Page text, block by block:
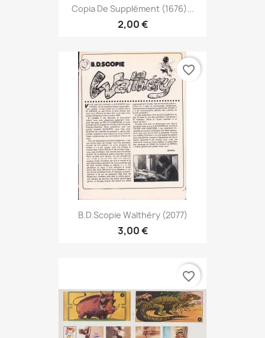
Copia De Supplément (1676)...
2,00 €
B.D.Scopie Walthéry (2077)
3,00 €
favorite_border
favorite_border